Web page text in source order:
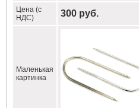
Цена (с
НДС)
300 руб.
Маленькая
картинка